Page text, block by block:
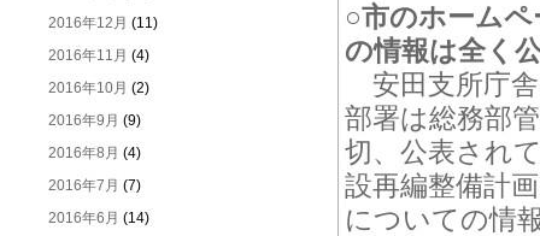
2016年12月 (11)
2016年11月 (4)
2016年10月 (2)
2016年9月 (9)
2016年8月 (4)
2016年7月 (7)
2016年6月 (14)
○市のホーム
の情報は全く
安田支所庁舎
部署は総務部
切、公表され
設再編整備計
についての情